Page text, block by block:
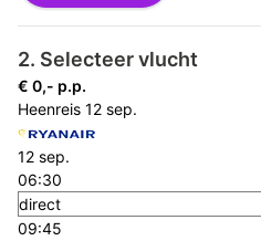
2. Selecteer vlucht
€ 0,- p.p.
Heenreis 12 sep.
12 sep.
06:30
direct
09:45